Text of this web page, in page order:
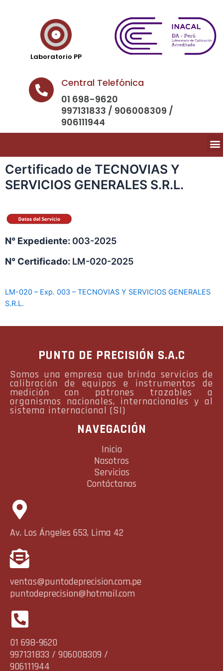
Laboratorio PP
Central Telefónica
01 698-9620
997131833 / 906008309 /
906111944
Certificado de TECNOVIAS Y
SERVICIOS GENERALES S.R.L.
N° Expediente: 003-2025
N° Certificado: LM-020-2025
LM-020 – Exp. 003 – TECNOVIAS Y SERVICIOS GENERALES
S.R.L.
PUNTO DE PRECISIÓN S.A.C
Somos una empresa que brinda servicios de
calibración de equipos e instrumentos de
medición con patrones trazables a
organismos nacionales, internacionales y al
sistema internacional (SI)
NAVEGACIÓN
Inicio
Nosotros
Servicios
Contáctanos
Av. Los Ángeles 653, Lima 42
ventas@puntodeprecision.com.pe
puntodeprecision@hotmail.com
01 698-9620
997131833 / 906008309 /
906111944